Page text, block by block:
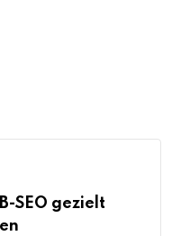
SEO gezielt